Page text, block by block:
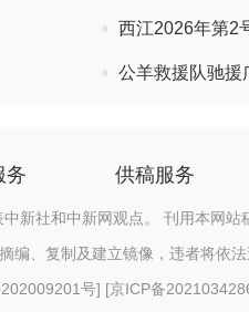
西江2026年第2
公羊救援队驰援
务 供稿服务
新社和中新网观点。 刊用本网站
编、复制及建立镜像，违者将依法
号] [京ICP备